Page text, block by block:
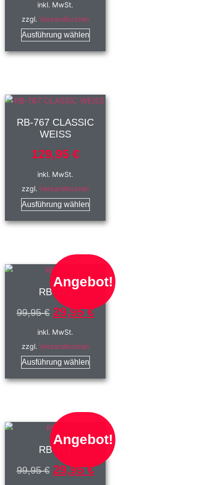
inkl. MwSt.
zzgl.Versandkosten
Ausführung wählen
RB-767 CLASSIC
WEISS
129,95 €
inkl. MwSt.
zzgl.Versandkosten
Ausführung wählen
Angebot!
RB-770
99,95€ 29,95€
inkl. MwSt.
zzgl.Versandkosten
Ausführung wählen
Angebot!
RB-771
99,95€ 29,95€